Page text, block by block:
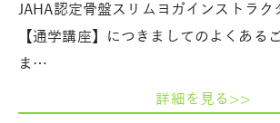
JAHA認定骨盤スリムヨガインストラク
【通学講座】につきましてのよくある
ま…
詳細を見る>>